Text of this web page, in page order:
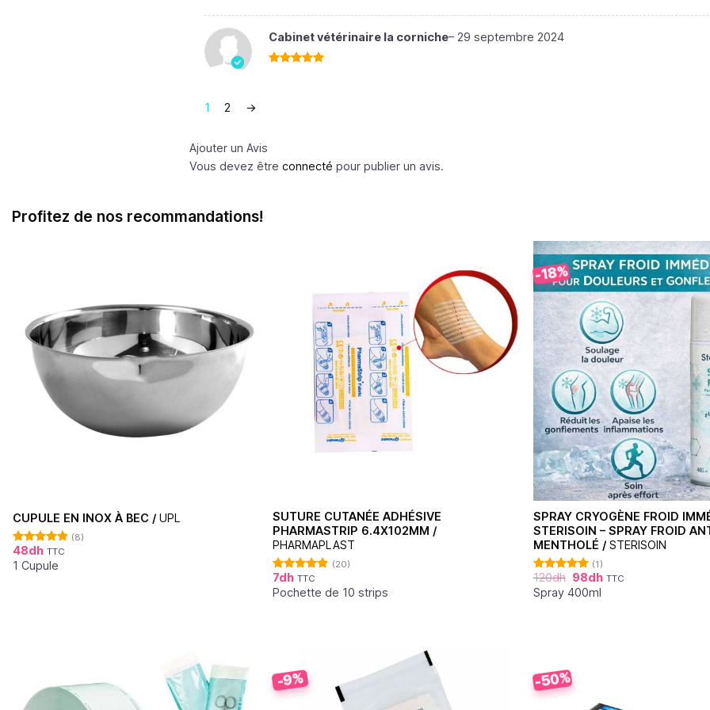
Cabinet vétérinaire la corniche– 29 septembre 2024
1 2 →
Ajouter un Avis
Vous devez être connecté pour publier un avis.
Profitez de nos recommandations!
CUPULE EN INOX À BEC / UPL
Note4.88
sur 5
(8)
48dh TTC
1 Cupule
SUTURE CUTANÉE ADHÉSIVE
PHARMASTRIP 6.4X102MM /
PHARMAPLAST
Note4.90
sur 5
(20)
7dh TTC
Pochette de 10 strips
-18%
SPRAY CRYOGÈNE FROID
STERISOIN – SPRAY FROID
MENTHOLÉ / STERISOIN
Note5.00
sur 5
(1)
120dh 98dh TTC
Spray 400ml
-9% -50%